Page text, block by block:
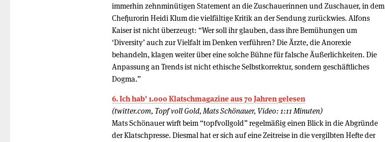
immerhin zehnminütigen Statement an die Zuschauerinnen und Zuschauer, in dem
Chefjurorin Heidi Klum die vielfältige Kritik an der Sendung zurückwies. Alfons
Kaiser ist nicht überzeugt: “Wer soll ihr glauben, dass ihre Bemühungen um
‘Diversity’ auch zur Vielfalt im Denken verführen? Die Ärzte, die Anorexie
behandeln, klagen weiter über eine solche Bühne für falsche Äußerlichkeiten. Die
Anpassung an Trends ist nicht ethische Selbstkorrektur, sondern geschäftliches
Dogma.”
6. Ich hab’ 1.000 Klatschmagazine aus 70 Jahren gelesen
(twitter.com, Topf voll Gold, Mats Schönauer, Video: 1:11 Minuten)
Mats Schönauer wirft beim “topfvollgold” regelmäßig einen Blick in die Abgründe
der Klatschpresse. Diesmal hat er sich auf eine Zeitreise in die vergilbten Hefte der